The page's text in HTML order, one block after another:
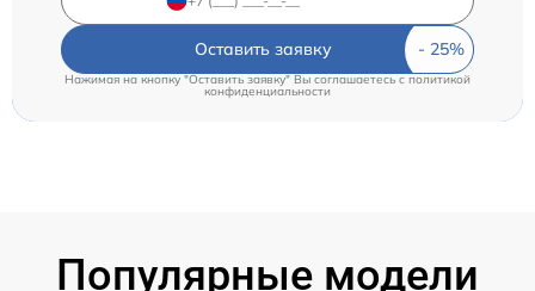
Оставить заявку
Нажимая на кнопку "Оставить заявку" Вы соглашаетесь cполитикой
конфиденциальности
Популярные модели